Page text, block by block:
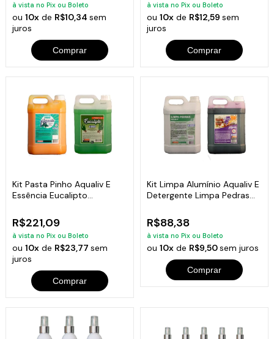
à vista no Pix ou Boleto
ou10x de R$10,34sem
juros
Comprar
à vista no Pix ou Boleto
ou 10xde R$12,59 sem
juros
Comprar
Kit Pasta Pinho Aqualiv E
Essência Eucalipto
R$221,09
à vista no Pix ou Boleto
ou10x de R$23,77sem
juros
Comprar
Kit Limpa Alumínio Aqualiv E
Detergente Limpa Pedras
R$88,38
à vista no Pix ou Boleto
ou 10xde R$9,50sem juros
Comprar